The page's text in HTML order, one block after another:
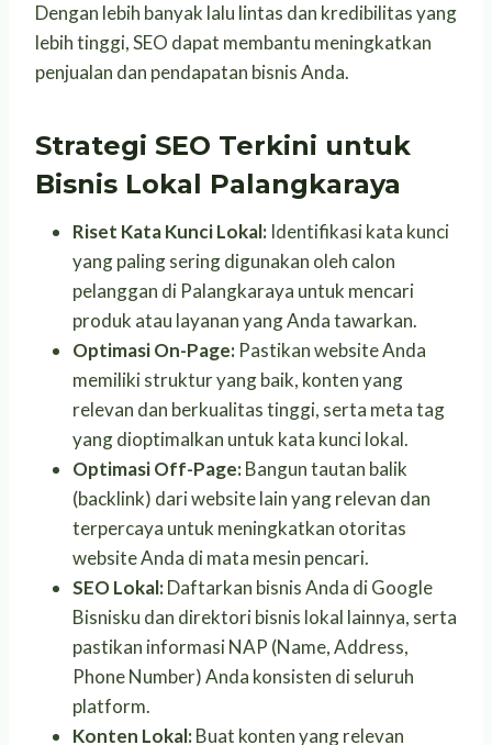
Dengan lebih banyak lalu lintas dan kredibilitas yang
lebih tinggi, SEO dapat membantu meningkatkan
penjualan dan pendapatan bisnis Anda.
Strategi SEO Terkini untuk
Bisnis Lokal Palangkaraya
Riset Kata Kunci Lokal: Identifikasi kata kunci
yang paling sering digunakan oleh calon
pelanggan di Palangkaraya untuk mencari
produk atau layanan yang Anda tawarkan.
Optimasi On-Page: Pastikan website Anda
memiliki struktur yang baik, konten yang
relevan dan berkualitas tinggi, serta meta tag
yang dioptimalkan untuk kata kunci lokal.
Optimasi Off-Page:Bangun tautan balik
(backlink) dari website lain yang relevan dan
terpercaya untuk meningkatkan otoritas
website Anda di mata mesin pencari.
SEO Lokal:Daftarkan bisnis Anda di Google
Bisnisku dan direktori bisnis lokal lainnya, serta
pastikan informasi NAP (Name, Address,
Phone Number) Anda konsisten di seluruh
platform.
Konten Lokal:Buat konten yang relevan